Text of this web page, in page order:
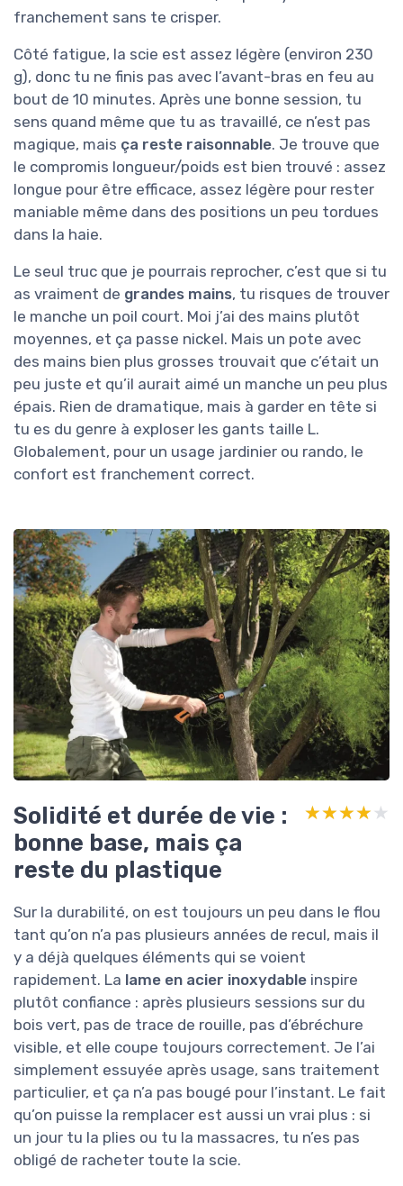
franchement sans te crisper.
Côté fatigue, la scie est assez légère (environ 230
g), donc tu ne finis pas avec l’avant-bras en feu au
bout de 10 minutes. Après une bonne session, tu
sens quand même que tu as travaillé, ce n’est pas
magique, mais ça reste raisonnable. Je trouve que
le compromis longueur/poids est bien trouvé : assez
longue pour être efficace, assez légère pour rester
maniable même dans des positions un peu tordues
dans la haie.
Le seul truc que je pourrais reprocher, c’est que si tu
as vraiment de grandes mains, tu risques de trouver
le manche un poil court. Moi j’ai des mains plutôt
moyennes, et ça passe nickel. Mais un pote avec
des mains bien plus grosses trouvait que c’était un
peu juste et qu’il aurait aimé un manche un peu plus
épais. Rien de dramatique, mais à garder en tête si
tu es du genre à exploser les gants taille L.
Globalement, pour un usage jardinier ou rando, le
confort est franchement correct.
Solidité et durée de vie :
bonne base, mais ça
reste du plastique
★★★★★
★★★★★
Sur la durabilité, on est toujours un peu dans le flou
tant qu’on n’a pas plusieurs années de recul, mais il
y a déjà quelques éléments qui se voient
rapidement. La lame en acier inoxydable inspire
plutôt confiance : après plusieurs sessions sur du
bois vert, pas de trace de rouille, pas d’ébréchure
visible, et elle coupe toujours correctement. Je l’ai
simplement essuyée après usage, sans traitement
particulier, et ça n’a pas bougé pour l’instant. Le fait
qu’on puisse la remplacer est aussi un vrai plus : si
un jour tu la plies ou tu la massacres, tu n’es pas
obligé de racheter toute la scie.